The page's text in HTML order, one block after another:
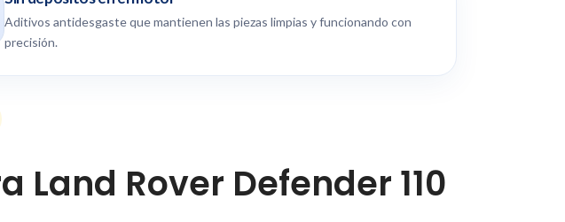
Aditivos antidesgaste que mantienen las piezas limpias y funcionando con
precisión.
Rover Defender 110